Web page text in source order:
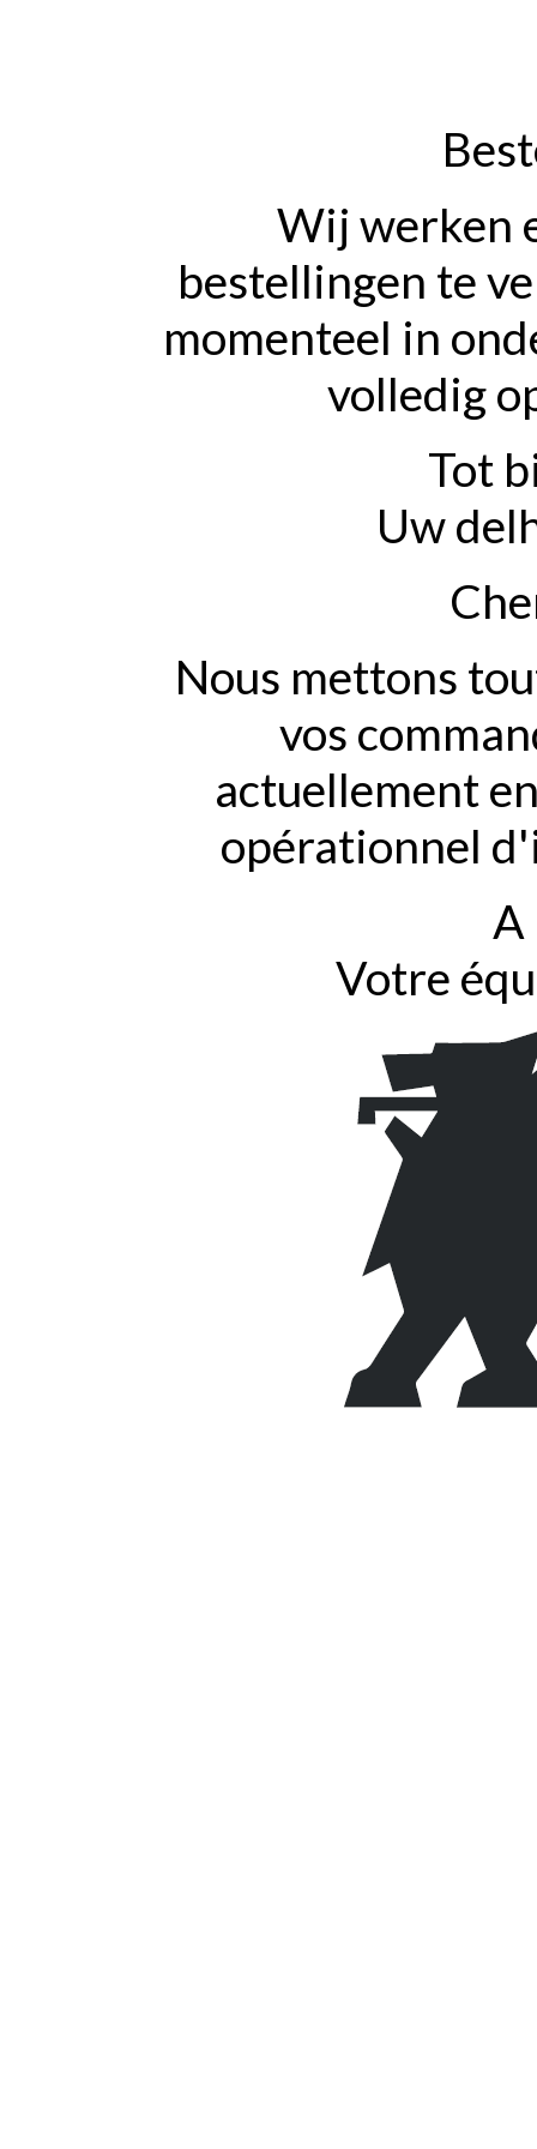
Wij werken
bestellingen te
momenteel in
volledig
Tot
Uw
Nous mettons
vos
actuellement
opérationnel
A
Votre